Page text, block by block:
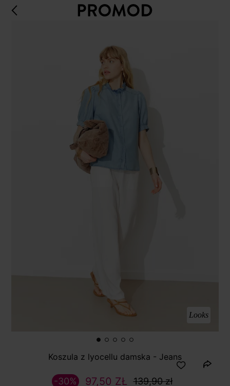
Looks
Koszula z lyocellu damska - Jeans
97,50 ZŁ 139,90 zł
-30%